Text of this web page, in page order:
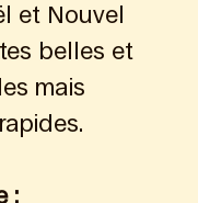
et Nouvel
belles et
mais
: